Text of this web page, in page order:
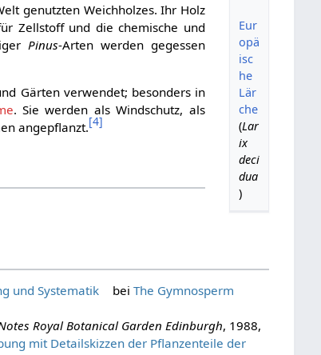
Eur
opä
isc
he
Lär
che
(Lar
ix
deci
dua
)
genutzten Weichholzes. Ihr Holz
Zellstoff und die chemische und
Pinus-Arten werden gegessen
Gärten verwendet; besonders in
. Sie werden als Windschutz, als
angepflanzt.[4]
und Systematik bei The Gymnosperm
Royal Botanical Garden Edinburgh, 1988,
mit Detailskizzen der Pflanzenteile der